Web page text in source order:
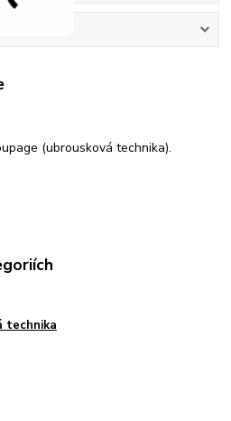
(ubrousková technika).
technika